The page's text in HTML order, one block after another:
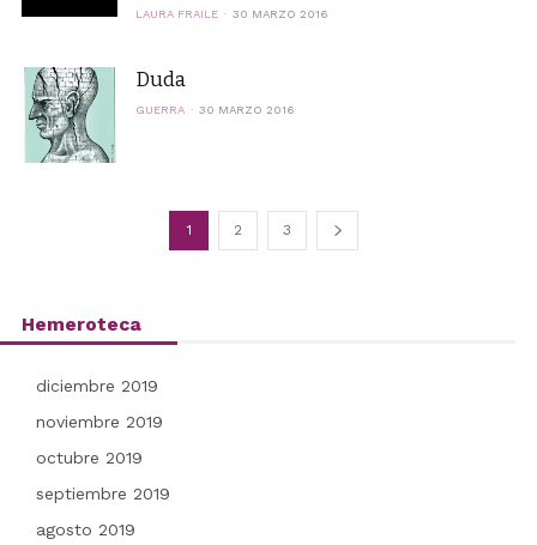
LAURA FRAILE 30 MARZO 2016
Duda
GUERRA 30 MARZO 2016
1 2 3
Hemeroteca
diciembre 2019
noviembre 2019
octubre 2019
septiembre 2019
agosto 2019